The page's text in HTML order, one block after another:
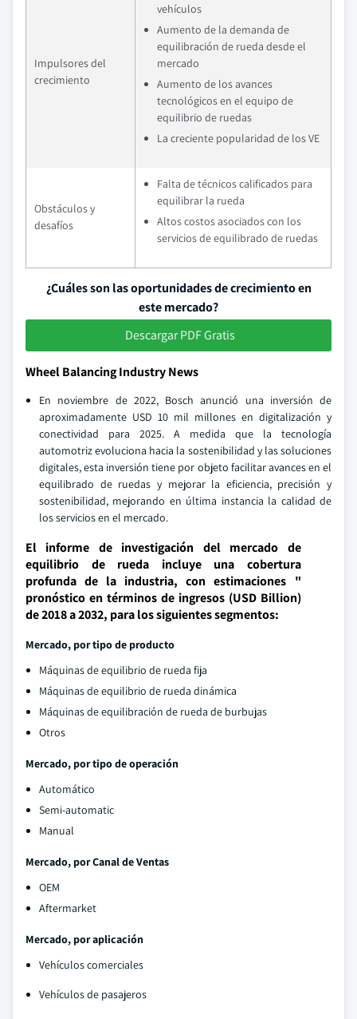
Impulsores del
crecimiento
vehículos
Aumento de la demanda de
equilibración de rueda desde el
mercado
Aumento de los avances
tecnológicos en el equipo de
equilibrio de ruedas
La creciente popularidad de los VE
Obstáculos y
desafíos
Falta de técnicos calificados para
equilibrar la rueda
Altos costos asociados con los
servicios de equilibrado de ruedas
¿Cuáles son las oportunidades de crecimiento en
este mercado?
Descargar PDF Gratis
Wheel Balancing Industry News
En noviembre de 2022, Bosch anunció una inversión de
aproximadamente USD 10 mil millones en digitalización y
conectividad para 2025. A medida que la tecnología
automotriz evoluciona hacia la sostenibilidad y las soluciones
digitales, esta inversión tiene por objeto facilitar avances en el
equilibrado de ruedas y mejorar la eficiencia, precisión y
sostenibilidad, mejorando en última instancia la calidad de
los servicios en el mercado.
El informe de investigación del mercado de
equilibrio de rueda incluye una cobertura
profunda de la industria, con estimaciones "
pronóstico en términos de ingresos (USD Billion)
de 2018 a 2032, para los siguientes segmentos:
Mercado, por tipo de producto
Máquinas de equilibrio de rueda fija
Máquinas de equilibrio de rueda dinámica
Máquinas de equilibración de rueda de burbujas
Otros
Mercado, por tipo de operación
Automático
Semi-automatic
Manual
Mercado, por Canal de Ventas
OEM
Aftermarket
Mercado, por aplicación
Vehículos comerciales
Vehículos de pasajeros